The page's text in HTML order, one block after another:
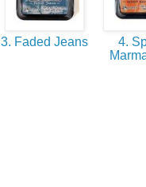
3. Faded Jeans
4.